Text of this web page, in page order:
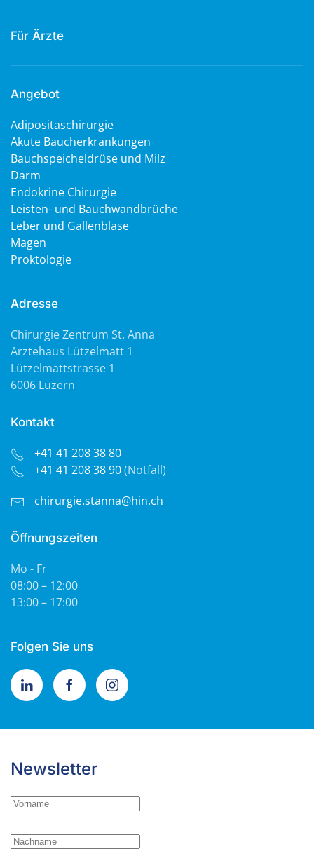
Für Ärzte
Angebot
Adipositaschirurgie
Akute Baucherkrankungen
Bauchspeicheldrüse und Milz
Darm
Endokrine Chirurgie
Leisten- und Bauchwandbrüche
Leber und Gallenblase
Magen
Proktologie
Adresse
Chirurgie Zentrum St. Anna
Ärztehaus Lützelmatt 1
Lützelmattstrasse 1
6006 Luzern
Kontakt
+41 41 208 38 80
+41 41 208 38 90(Notfall)
chirurgie.stanna@hin.ch
Öffnungszeiten
Mo - Fr
08:00 – 12:00
13:00 – 17:00
Folgen Sie uns
Newsletter